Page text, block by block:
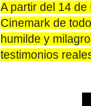
A partir del 14
Cinemark de
humilde y
testimonios